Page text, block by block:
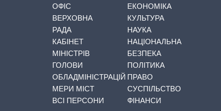
ОФІС
ВЕРХОВНА
РАДА
КАБІНЕТ
МІНІСТРІВ
ГОЛОВИ
ОБЛАДМІНІСТРАЦІЙ
МЕРИ МІСТ
ВСІ ПЕРСОНИ
ЕКОНОМІКА
КУЛЬТУРА
НАУКА
НАЦІОНАЛЬНА
БЕЗПЕКА
ПОЛІТИКА
ПРАВО
СУСПІЛЬСТВО
ФІНАНСИ